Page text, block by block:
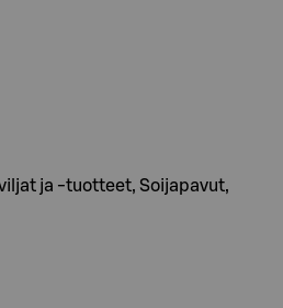
ja -tuotteet, Soijapavut,